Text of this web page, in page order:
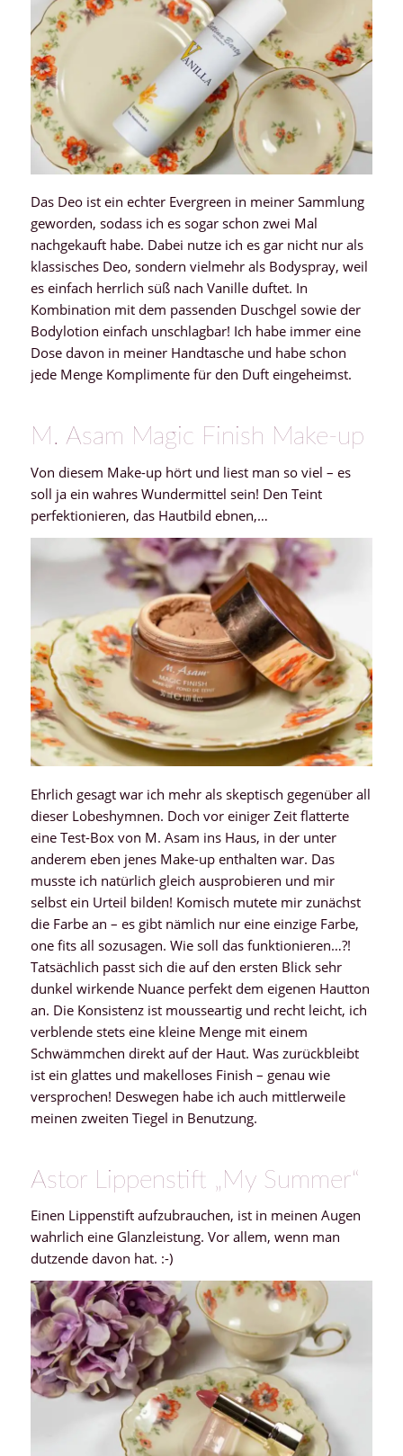
Das Deo ist ein echter Evergreen in meiner Sammlung
geworden, sodass ich es sogar schon zwei Mal
nachgekauft habe. Dabei nutze ich es gar nicht nur als
klassisches Deo, sondern vielmehr als Bodyspray, weil
es einfach herrlich süß nach Vanille duftet. In
Kombination mit dem passenden Duschgel sowie der
Bodylotion einfach unschlagbar! Ich habe immer eine
Dose davon in meiner Handtasche und habe schon
jede Menge Komplimente für den Duft eingeheimst.
M. Asam Magic Finish Make-up
Von diesem Make-up hört und liest man so viel – es
soll ja ein wahres Wundermittel sein! Den Teint
perfektionieren, das Hautbild ebnen,…
Ehrlich gesagt war ich mehr als skeptisch gegenüber all
dieser Lobeshymnen. Doch vor einiger Zeit flatterte
eine Test-Box von M. Asam ins Haus, in der unter
anderem eben jenes Make-up enthalten war. Das
musste ich natürlich gleich ausprobieren und mir
selbst ein Urteil bilden! Komisch mutete mir zunächst
die Farbe an – es gibt nämlich nur eine einzige Farbe,
one fits all sozusagen. Wie soll das funktionieren…?!
Tatsächlich passt sich die auf den ersten Blick sehr
dunkel wirkende Nuance perfekt dem eigenen Hautton
an. Die Konsistenz ist mousseartig und recht leicht, ich
verblende stets eine kleine Menge mit einem
Schwämmchen direkt auf der Haut. Was zurückbleibt
ist ein glattes und makelloses Finish – genau wie
versprochen! Deswegen habe ich auch mittlerweile
meinen zweiten Tiegel in Benutzung.
Astor Lippenstift „My Summer“
Einen Lippenstift aufzubrauchen, ist in meinen Augen
wahrlich eine Glanzleistung. Vor allem, wenn man
dutzende davon hat. :-)